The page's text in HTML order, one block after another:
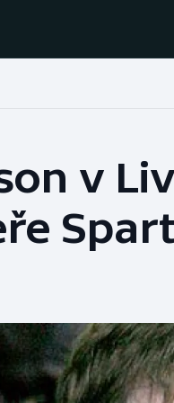
Baseball a softbal
Basketbal
Boby a skeleton
Box
v